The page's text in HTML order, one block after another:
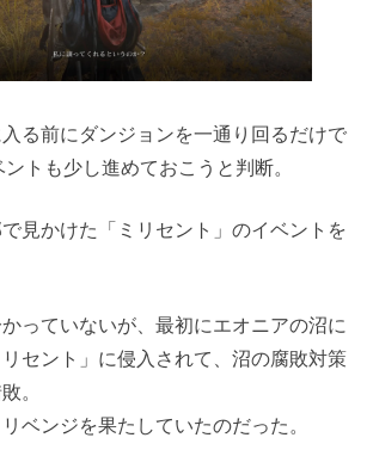
る前にダンジョンを一通り回るだけで
トも少し進めておこうと判断。
見かけた「ミリセント」のイベントを
っていないが、最初にエオニアの沼に
セント」に侵入されて、沼の腐敗対策
。
ベンジを果たしていたのだった。